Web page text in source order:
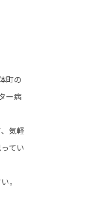
町の
ー病
気軽
てい
。